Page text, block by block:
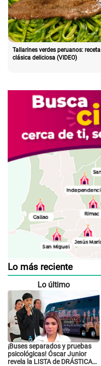
Tallarines verdes peruanos: receta
clásica deliciosa (VIDEO)
Lo más reciente
Lo último
¡Buses separados y pruebas
psicológicas! Óscar Junior
revela la LISTA de DRÁSTICAS